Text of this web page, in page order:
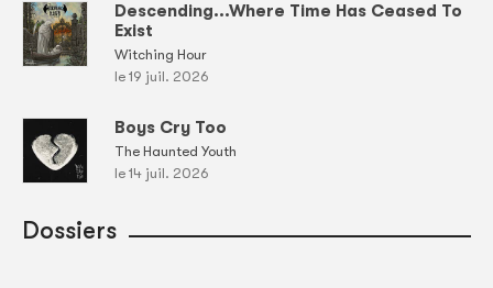
Descending...Where Time Has Ceased To
Exist
Witching Hour
le 19 juil. 2026
Boys Cry Too
The Haunted Youth
le 14 juil. 2026
Dossiers